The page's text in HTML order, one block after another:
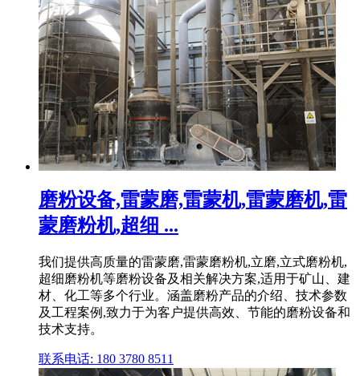
磨粉设备,雷蒙磨,雷蒙机,雷蒙磨机,雷
蒙磨粉机,超细 ...
我们提供高质量的雷蒙磨,雷蒙磨粉机,立磨,立式磨粉机,
超细磨粉机等磨粉设备及相关解决方案,适用于矿山、建
材、化工等多个行业。涵盖磨粉产品的介绍、技术参数
及工程案例,致力于为客户提供高效、节能的磨粉设备和
技术支持。
联系电话: 180 3780 8511